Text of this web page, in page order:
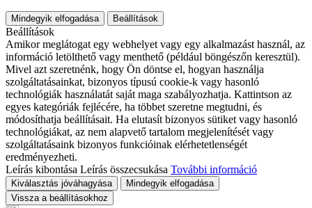
Mindegyik elfogadása Beállítások
Beállítások
Amikor meglátogat egy webhelyet vagy egy alkalmazást használ, az
információ letölthető vagy menthető (például böngészőn keresztül).
Mivel azt szeretnénk, hogy Ön döntse el, hogyan használja
szolgáltatásainkat, bizonyos típusú cookie-k vagy hasonló
technológiák használatát saját maga szabályozhatja. Kattintson az
egyes kategóriák fejlécére, ha többet szeretne megtudni, és
módosíthatja beállításait. Ha elutasít bizonyos sütiket vagy hasonló
technológiákat, az nem alapvető tartalom megjelenítését vagy
szolgáltatásaink bizonyos funkcióinak elérhetetlenségét
eredményezheti.
Leírás kibontása Leírás összecsukása További információ
Kiválasztás jóváhagyása
Mindegyik elfogadása
Vissza a beállításokhoz